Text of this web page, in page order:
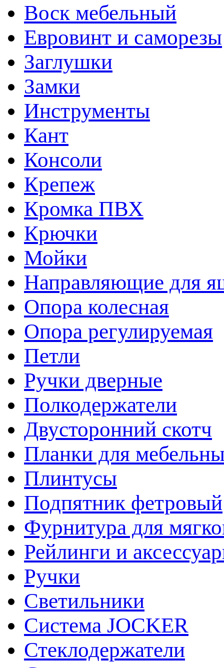
Воск мебельный
Евровинт и саморезы
Заглушки
Замки
Инструменты
Кант
Консоли
Крепеж
Кромка ПВХ
Крючки
Мойки
Направляющие для
Опора колесная
Опора регулируемая
Петли
Ручки дверные
Полкодержатели
Двусторонний скотч
Планки для
Плинтусы
Подпятник фетровый
Фурнитура для
Рейлинги и
Ручки
Светильники
Система JOCKER
Стеклодержатели